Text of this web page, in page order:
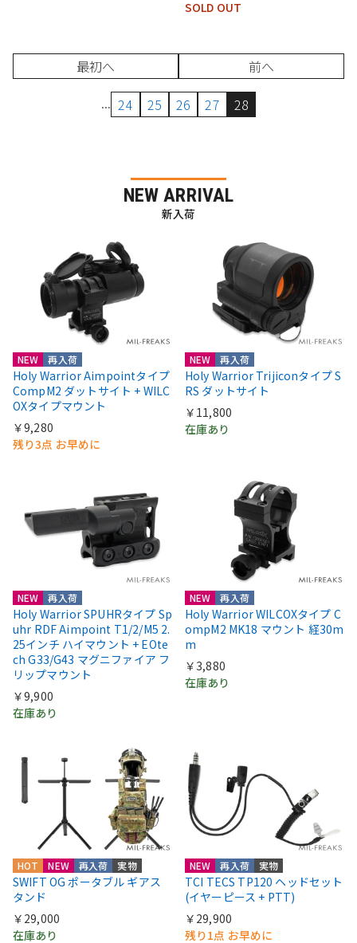
SOLD OUT
最初へ
前へ
... 24 25 26 27 28
NEW ARRIVAL
新入荷
NEW 再入荷
Holy Warrior Aimpointタイプ
CompM2 ダットサイト + WILC
OXタイプマウント
￥9,280
残り3点 お早めに
NEW 再入荷
Holy Warrior Trijiconタイプ S
RS ダットサイト
￥11,800
在庫あり
NEW 再入荷
Holy Warrior SPUHRタイプ Sp
uhr RDF Aimpoint T1/2/M5 2.
25インチ ハイマウント + EOte
ch G33/G43 マグニファイア フ
リップマウント
￥9,900
在庫あり
NEW 再入荷
Holy Warrior WILCOXタイプ C
ompM2 MK18 マウント 経30m
m
￥3,880
在庫あり
HOT NEW 再入荷 実物
SWIFT OG ポータブル ギアス
タンド
￥29,000
在庫あり
NEW 再入荷 実物
TCI TECS TP120 ヘッドセット
(イヤーピース + PTT)
￥29,900
残り1点 お早めに